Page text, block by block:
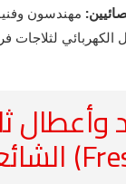
مهندسون
لثلاجات
وأعطال